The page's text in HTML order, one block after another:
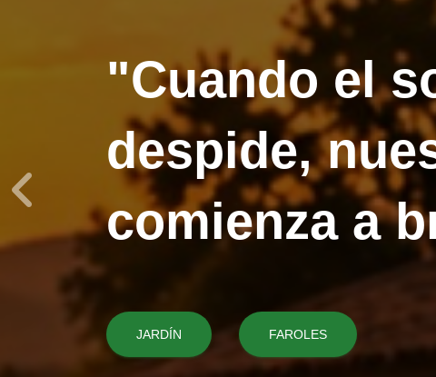
"Cuando el
despide,
comienza a
JARDÍN FAROLES